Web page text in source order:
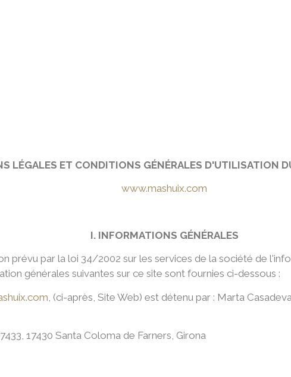
LÉGALES ET CONDITIONS GÉNÉRALES D'UTILISATION
www.mashuix.com
I. INFORMATIONS GÉNÉRALES
prévu par la loi 34/2002 sur les services de la société de
générales suivantes sur ce site sont fournies ci-dessous :
, (ci-après, Site Web) est détenu par : Marta
17430 Santa Coloma de Farners, Girona